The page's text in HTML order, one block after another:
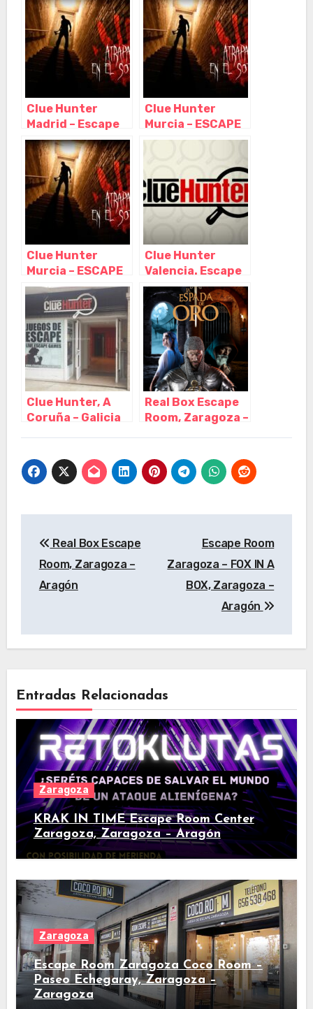
Zaragoza
Zaragoza
Clue Hunter
Madrid – Escape
Room, Madrid –
Madrid
Clue Hunter
Murcia – ESCAPE
ROOM, Murcia –
Clue Hunter
Murcia – ESCAPE
ROOM, Murcia –
Murcia
Clue Hunter
Valencia. Escape
room, Valencia –
Valencia
Clue Hunter, A
Coruña – Galicia
Real Box Escape
Room, Zaragoza –
de
entradas
Real Box Escape
Room, Zaragoza –
Aragón
Escape Room
Zaragoza – FOX IN A
BOX, Zaragoza –
Aragón
Entradas Relacionadas
Zaragoza
KRAK IN TIME Escape Room Center
Zaragoza, Zaragoza – Aragón
Zaragoza
Escape Room Zaragoza Coco Room –
Paseo Echegaray, Zaragoza –
Zaragoza